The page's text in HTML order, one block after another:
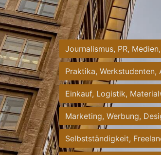
Journalismus, PR,
Praktika, Werkstudenten,
Einkauf, Logistik,
Marketing, Werbung,
Selbstständigkeit,